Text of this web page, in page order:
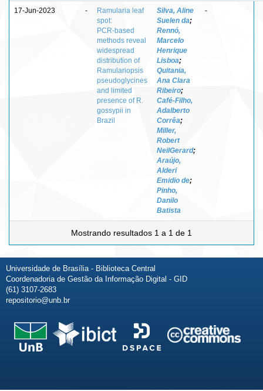
17-Jun-2023 -
Ramularia leaf
spot:
PCR‑based
methods reveal
widespread
distribution of
Ramulariopsis
pseudoglycines
and limited
presence of R.
gossypii in
Brazil
Silva, Aline
Suelen da;
Rennó,
Marcelo
Henrique
Lisboa;
Quitania,
Ana Clara
Ribeiro;
Café‑Filho,
Adalberto
Corrêa;
Miller,
Robert
NeilGerard;
Araújo,
Alderi
Emidio de;
Pinho,
Danilo
Batista
-
Mostrando resultados 1 a 1 de 1
Universidade de Brasília - Biblioteca Central
Coordenadoria de Gestão da Informação Digital - GID
(61) 3107-2683
repositorio@unb.br